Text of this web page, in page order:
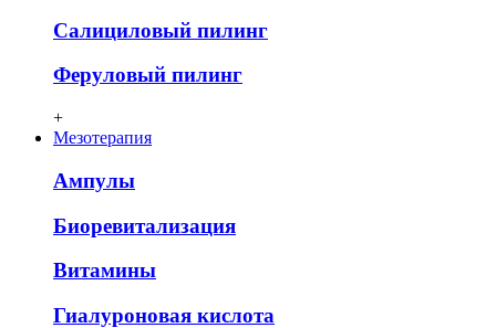
Салициловый пилинг
Феруловый пилинг
+
Мезотерапия
Ампулы
Биоревитализация
Витамины
Гиалуроновая кислота